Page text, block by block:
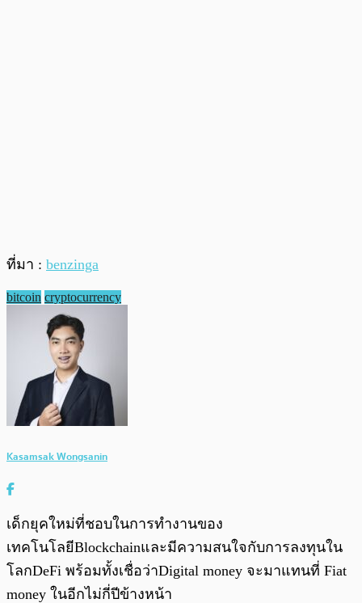
ที่มา : benzinga
bitcoin cryptocurrency
Kasamsak Wongsanin
เด็กยุคใหม่ที่ชอบในการทำงานของ
เทคโนโลยีBlockchainและมีความสนใจกับการลงทุนใน
โลกDeFi พร้อมทั้งเชื่อว่าDigital money จะมาแทนที่ Fiat
money ในอีกไม่กี่ปีข้างหน้า